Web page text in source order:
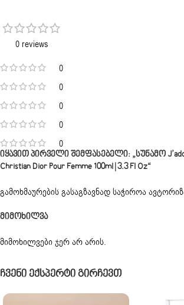
0 reviews
0
0
0
0
0
Მიმოხილვა
მიმოხილვები ჯერ არ არის.
Იყავით Პირველი Შემფასებელი: „სუნამო
Christian Dior Pour Femme 100ml | 3.3 Fl Oz“
გამოხმაურების გასაგზავნად საჭიროა
Ჩვენი Ექსპერტი Გირჩევთ